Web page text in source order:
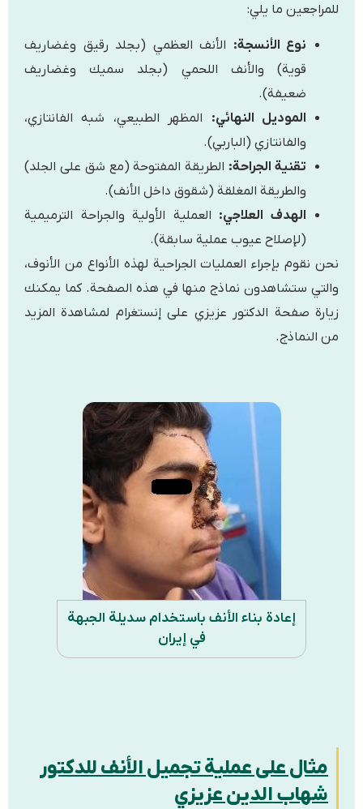
للمراجعين ما يلي:
نوع الأنسجة:الأنف العظمي (بجلد رقيق وغضاريف
قوية) والأنف اللحمي (بجلد سميك وغضاريف
ضعيفة).
الموديل النهائي:المظهر الطبيعي، شبه الفانتازي،
والفانتازي (الباربي).
تقنية الجراحة:الطريقة المفتوحة (مع شق على الجلد)
والطريقة المغلقة (شقوق داخل الأنف).
الهدف العلاجي:العملية الأولية والجراحة الترميمية
(لإصلاح عيوب عملية سابقة).
نحن نقوم بإجراء العمليات الجراحية لهذه الأنواع من الأنوف،
والتي ستشاهدون نماذج منها في هذه الصفحة. كما يمكنك
زيارة صفحة الدكتور عزيزي على إنستغرام لمشاهدة المزيد
من النماذج.
إعادة بناء الأنف باستخدام سديلة الجبهة
في إيران
مثال على عملية تجميل الأنف للدكتور
شهاب الدين عزيزي